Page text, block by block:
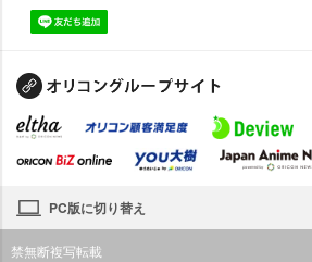
PC版に切り替え
禁無断複写転載